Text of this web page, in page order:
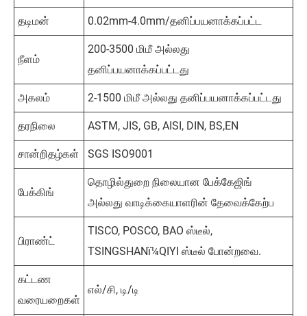
தடிமன் 0.02mm-4.0mm/தனிப்பயனாக்கப்பட்ட
நீளம்
200-3500 மிமீ அல்லது
தனிப்பயனாக்கப்பட்டது
அகலம் 2-1500 மிமீ அல்லது தனிப்பயனாக்கப்பட்டது
தரநிலை ASTM, JIS, GB, AISI, DIN, BS,EN
சான்றிதழ்கள் SGS ISO9001
பேக்கிங்
தொழில்துறை நிலையான பேக்கேஜிங்
அல்லது வாடிக்கையாளரின் தேவைக்கேற்ப
பிராண்ட்
TISCO, POSCO, BAO ஸ்டீல்,
TSINGSHANï¼QIYI ஸ்டீல் போன்றவை.
கட்டண
வரையறைகள்
எல்/சி, டி/டி